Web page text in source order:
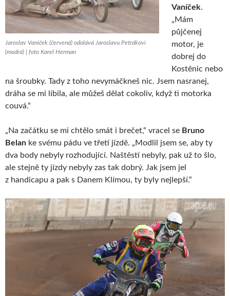
Jaroslav Vaníček (červená) odolává Jaroslavu Petrákovi
(modrá) | foto Karel Herman
Vaníček.
„Mám
půjčenej
motor, je
dobrej do
Kostěnic nebo
na šroubky. Tady z toho nevymáčkneš nic. Jsem nasranej,
dráha se mi líbila, ale můžeš dělat cokoliv, když ti motorka
couvá.“
„Na začátku se mi chtělo smát i brečet,“ vracel se Bruno
Belan ke svému pádu ve třetí jízdě. „Modlil jsem se, aby ty
dva body nebyly rozhodující. Naštěstí nebyly, pak už to šlo,
ale stejně ty jízdy nebyly zas tak dobrý. Jak jsem jel
z handicapu a pak s Danem Klímou, ty byly nejlepší.“